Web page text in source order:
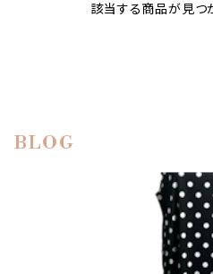
該当する商品が見つ
BLOG